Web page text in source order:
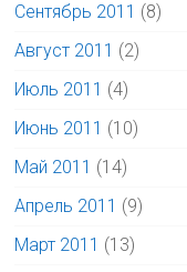
Сентябрь 2011 (8)
Август 2011 (2)
Июль 2011 (4)
Июнь 2011 (10)
Май 2011 (14)
Апрель 2011 (9)
Март 2011 (13)